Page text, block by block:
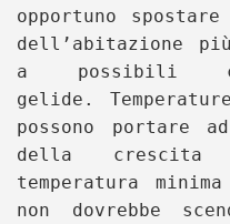
opportuno
dell’abitazione
a possibili
gelide.
possono portare
della
temperatura
non dovrebbe